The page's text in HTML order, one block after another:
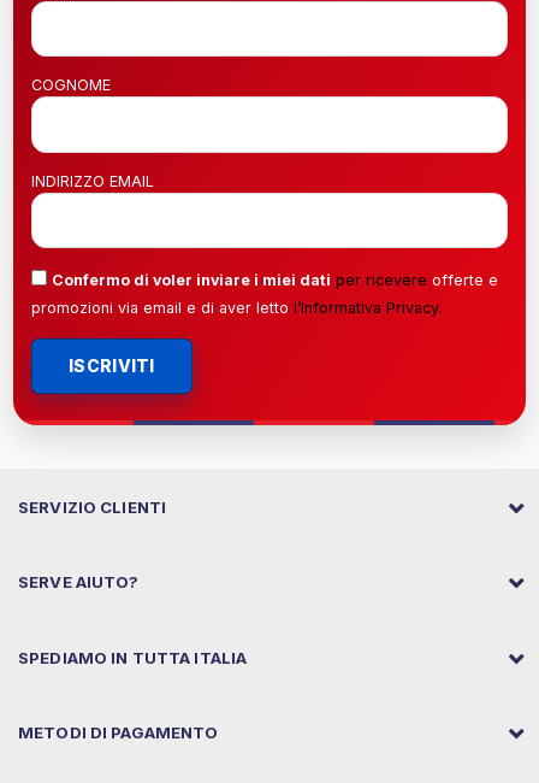
COGNOME
INDIRIZZO EMAIL
Confermo di voler inviare i miei dati per ricevere offerte e
promozioni via email e di aver letto l’Informativa Privacy.
ISCRIVITI
SERVIZIO CLIENTI
SERVE AIUTO?
SPEDIAMO IN TUTTA ITALIA
METODI DI PAGAMENTO